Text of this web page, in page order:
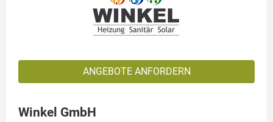
ANGEBOTE ANFORDERN
Winkel GmbH